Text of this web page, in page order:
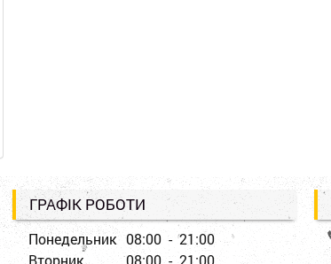
ГРАФІК РОБОТИ
Понедельник 08:00 - 21:00
Вторник
08:00 - 21:00